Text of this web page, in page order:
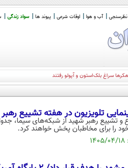
نظرسنجی آب و هوا اوقات شرعی پیوند ها سواد زندگی
سراغ بلک‌استون و آپولو رفتند
تلویزیون در هفته تشییع
تشییع رهبر شهید از شبکه‌های سیما،
را برای مخاطبان پخش خواهند کرد.